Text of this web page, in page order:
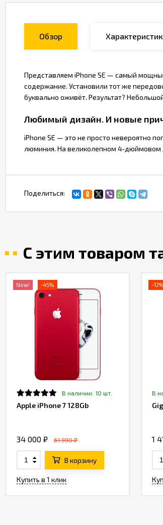
Обзор
Представляем iPhone SE — самый
содержание. Установили тот же
буквально оживёт. Результат?
Любимый дизайн. И новые
iPhone SE — это не просто невероятно
люминия. На великолепном 4‑дюймовом
Поделиться:
С этим товаром
New! -45%
В наличии: 10 шт.
Apple iPhone 7 128Gb
34 000 ₽ 61 990 ₽
В корзину
Купить в 1 клик
-12%
В
1